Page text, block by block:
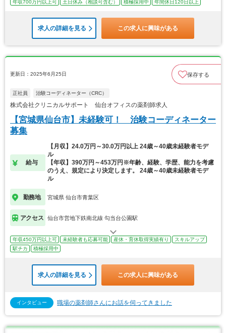
年収700万円以上可 土日休み（相談可含む） 積極採用中 年間休日120日以上
求人の詳細を見る この求人に興味がある
更新日：2025年6月25日 保存する
正社員 治験コーディネーター（CRC）
株式会社クリニカルサポート 仙台オフィスの薬剤師求人
【宮城県仙台市】未経験可！ 治験コーディネーター
募集
給与
【月収】24.0万円～30.0万円以上 24歳～40歳未経験者モデ
ル
【年収】390万円～453万円※年齢、経験、学歴、能力を考慮
のうえ、規定により決定します。 24歳～40歳未経験者モデ
ル
勤務地 宮城県 仙台市青葉区
アクセス 仙台市営地下鉄南北線 勾当台公園駅
年収450万円以上可 未経験者も応募可能 産休・育休取得実績有り
スキルアップ
駅チカ
積極採用中
求人の詳細を見る この求人に興味がある
インタビュー 職場の薬剤師さんにお話を伺ってきました